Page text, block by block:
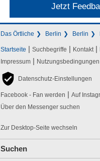
Jetzt
Das Örtliche Berlin Berlin
Startseite | Suchbegriffe | Kontakt |
Impressum | Nutzungsbedingungen
Datenschutz-Einstellungen
Facebook - Fan werden | Auf
Über den Messenger suchen
Zur Desktop-Seite wechseln
Suchen